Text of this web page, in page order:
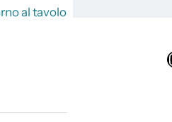
al tavolo